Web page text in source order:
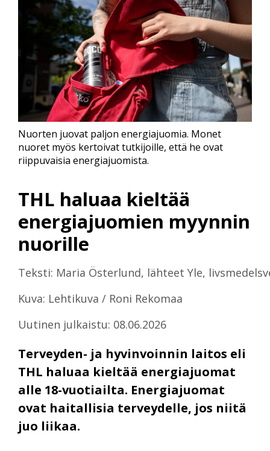
THL haluaa kieltää
energiajuomien myynnin
nuorille
Teksti: Maria Österlund, lähteet Yle,
Kuva: Lehtikuva / Roni Rekomaa
Uutinen julkaistu: 08.06.2026
Terveyden- ja hyvinvoinnin laitos eli
THL haluaa kieltää energiajuomat
alle 18-vuotiailta. Energiajuomat
ovat haitallisia terveydelle, jos niitä
juo liikaa.
Nuorten juovat paljon energiajuomia. Monet
nuoret myös kertoivat tutkijoille, että he ovat
riippuvaisia energiajuomista.